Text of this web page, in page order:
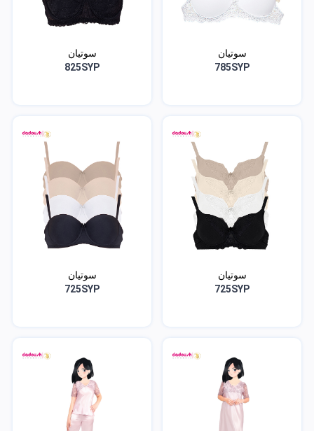
سوتيان
785SYP
سوتيان
825SYP
سوتيان
725SYP
سوتيان
725SYP